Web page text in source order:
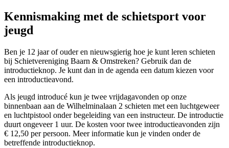
Kennismaking met de schietsport voor
jeugd
Ben je 12 jaar of ouder en nieuwsgierig hoe je kunt leren schieten
bij Schietvereniging Baarn & Omstreken? Gebruik dan de
introductieknop. Je kunt dan in de agenda een datum kiezen voor
een introductieavond.
Als jeugd introducé kun je twee vrijdagavonden op onze
binnenbaan aan de Wilhelminalaan 2 schieten met een luchtgeweer
en luchtpistool onder begeleiding van een instructeur. De introductie
duurt ongeveer 1 uur. De kosten voor twee introductieavonden zijn
€ 12,50 per persoon. Meer informatie kun je vinden onder de
betreffende introductieknop.